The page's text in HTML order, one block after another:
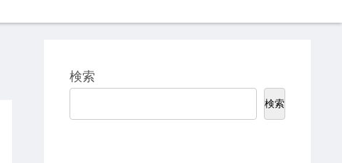
検索
検索